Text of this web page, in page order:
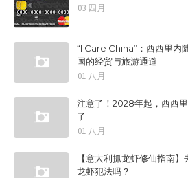
03 四月
“I Care China”：西西里内
国的经贸与旅游通道
01 八月
注意了！2028年起，西西
了
01 八月
【意大利抓龙虾修仙指南
龙虾犯法吗？